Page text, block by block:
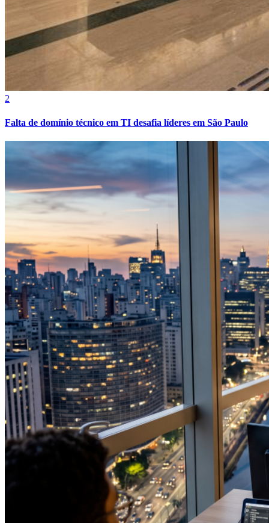
Vasco
2
Falta de domínio técnico em TI desafia líderes em São Paulo